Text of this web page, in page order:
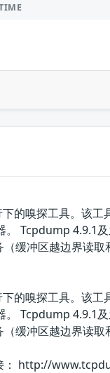
的嗅探工具。该
Tcpdump 4.9.1
缓冲区越边界读取
的嗅探工具。该
Tcpdump 4.9.1
缓冲区越边界读
： http://